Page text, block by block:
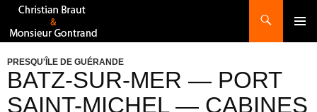
Recherche
AU
PRESQU'ÎLE DE GUÉRANDE
BATZ-SUR-MER — PORT
SAINT-MICHEL — CABINES